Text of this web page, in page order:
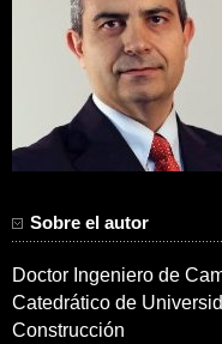
Sobre el autor
Doctor Ingeniero de
Catedrático de
Construcción